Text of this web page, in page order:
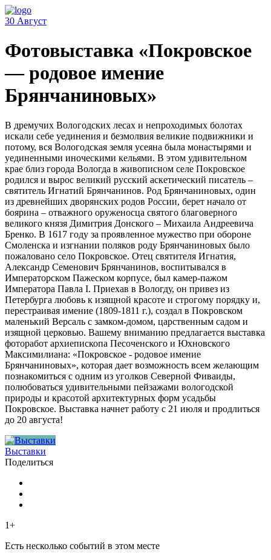
30 Август
Фотовыставка «Покровское
— родовое имение
Брянчаниновых»
В дремучих Вологодских лесах и непроходимых болотах
искали себе уединения и безмолвия великие подвижники и
потому, вся Вологодская земля усеяна была монастырями и
уединенными иноческими кельями. В этом удивительном
крае близ города Вологда в живописном селе Покровское
родился и вырос великий русский аскетический писатель –
святитель Игнатий Брянчанинов. Род Брянчаниновых, один
из древнейших дворянских родов России, берет начало от
боярина – отважного оруженосца святого благоверного
великого князя Димитрия Донского – Михаила Андреевича
Бренко. В 1617 году за проявленное мужество при обороне
Смоленска и изгнании поляков роду Брянчаниновых было
пожаловано село Покровское. Отец святителя Игнатия,
Александр Семенович Брянчанинов, воспитывался в
Императорском Пажеском корпусе, был камер-пажом
Императора Павла I. Приехав в Вологду, он привез из
Петербурга любовь к изящной красоте и строгому порядку и,
перестраивая имение (1809-1811 г.), создал в Покровском
маленький Версаль с замком-домом, царственным садом и
изящной церковью. Вашему вниманию предлагается выставка
фоторабот архиепископа Песоченского и Юхновского
Максимилиана: «Покровское - родовое имение
Брянчаниновых», которая дает возможность всем желающим
познакомиться с одним из уголков Северной Фиваиды,
полюбоваться удивительными пейзажами вологодской
природы и красотой архитектурных форм усадьбы
Покровское. Выставка начнет работу с 21 июля и продлиться
до 20 августа!
Выставки
Поделиться
1+
Есть несколько событий в этом месте